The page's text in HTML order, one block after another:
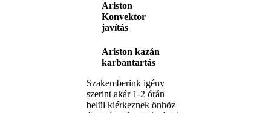
Ariston
Konvektor
javítás
Ariston kazán
karbantartás
Szakemberink igény
szerint akár 1-2 órán
belül kiérkeznek önhöz